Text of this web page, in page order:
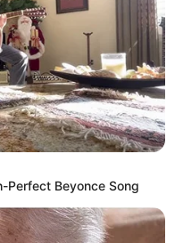
Perfect Beyonce Song